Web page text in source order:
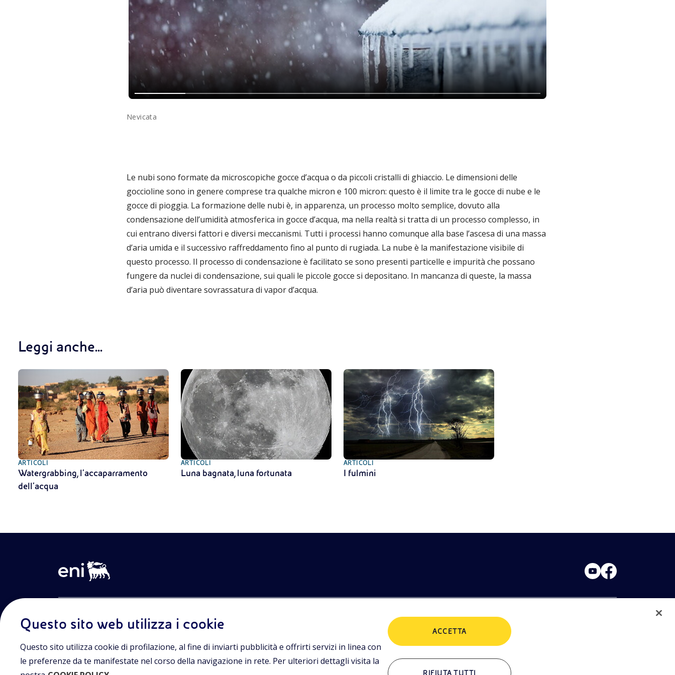
Nevicata
Le nubi sono formate da microscopiche gocce d’acqua o da piccoli cristalli di ghiaccio. Le dimensioni delle
goccioline sono in genere comprese tra qualche micron e 100 micron: questo è il limite tra le gocce di nube e le
gocce di pioggia. La formazione delle nubi è, in apparenza, un processo molto semplice, dovuto alla
condensazione dell’umidità atmosferica in gocce d’acqua, ma nella realtà si tratta di un processo complesso, in
cui entrano diversi fattori e diversi meccanismi. Tutti i processi hanno comunque alla base l’ascesa di una massa
d’aria umida e il successivo raffreddamento fino al punto di rugiada. La nube è la manifestazione visibile di
questo processo. Il processo di condensazione è facilitato se sono presenti particelle e impurità che possano
fungere da nuclei di condensazione, sui quali le piccole gocce si depositano. In mancanza di queste, la massa
d’aria può diventare sovrassatura di vapor d’acqua.
Leggi anche...
ARTICOLI
Watergrabbing, l’accaparramento
dell’acqua
ARTICOLI
Luna bagnata, luna fortunata
ARTICOLI
I fulmini
Entra nel mondo Eniscuola.Scopri gli strumenti e le metodologie
innovative per la didattica e naviga tra contenuti multimediali,
Eniscuola è una iniziativa di Eni.
Termini e condizioni Privacy Policies
Questo sito web utilizza i cookie
Questo sito utilizza cookie di profilazione, al fine di inviarti pubblicità e offrirti servizi in linea con
le preferenze da te manifestate nel corso della navigazione in rete. Per ulteriori dettagli visita la
RIFIUTA TUTTI
ACCETTA